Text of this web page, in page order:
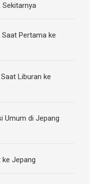
Pertama ke
Liburan ke
Umum di Jepang
Jepang